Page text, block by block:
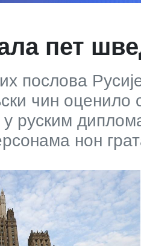
пет
послова
чин оценило
руским
нон